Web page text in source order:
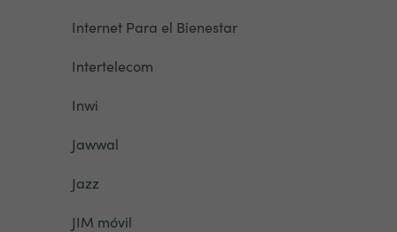
Internet Para el Bienestar
Intertelecom
Inwi
Jawwal
Jazz
JIM móvil